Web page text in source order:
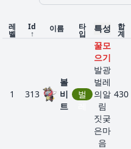
레
벨
Id
↑
이름 타
입 특성 합
계
1 313
볼
비
트
벌
꿀모
으기
발광
벌레
의알
림
짓궂
은마
음
430